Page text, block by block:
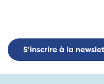
S'inscrire à la